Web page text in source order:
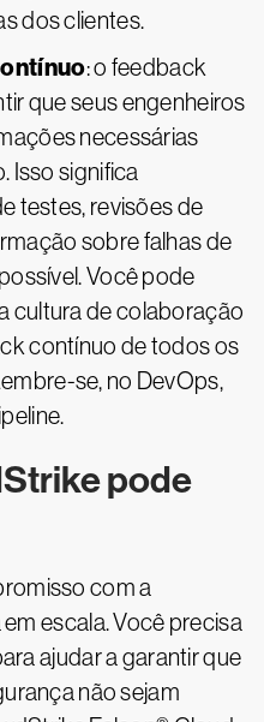
dos clientes.
: o feedback
que seus engenheiros
necessárias
Isso significa
testes, revisões de
sobre falhas de
Você pode
cultura de colaboração
contínuo de todos os
se, no DevOps,
pode
com a
escala. Você precisa
ajudar a garantir que
não sejam